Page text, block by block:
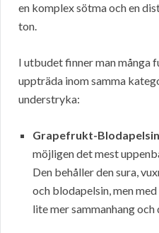
en komplex sötma och en
ton.
I utbudet finner man många
uppträda inom samma
understryka:
Grapefrukt-Blodapelsin
möjligen det mest
Den behåller den sura,
och blodapelsin, men
lite mer sammanhang och